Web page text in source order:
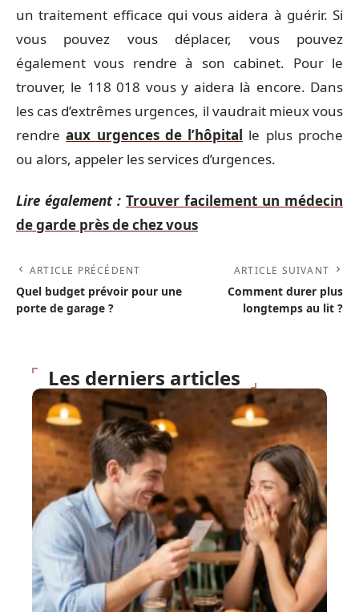
un traitement efficace qui vous aidera à guérir. Si
vous pouvez vous déplacer, vous pouvez
également vous rendre à son cabinet. Pour le
trouver, le 118 018 vous y aidera là encore. Dans
les cas d’extrêmes urgences, il vaudrait mieux vous
rendreaux urgences de l’hôpital le plus proche
ou alors, appeler les services d’urgences.
Lire également : Trouver facilement un médecin
de garde près de chez vous
ARTICLE PRÉCÉDENT
Quel budget prévoir pour une
porte de garage ?
ARTICLE SUIVANT
Comment durer plus
longtemps au lit ?
Les derniers articles